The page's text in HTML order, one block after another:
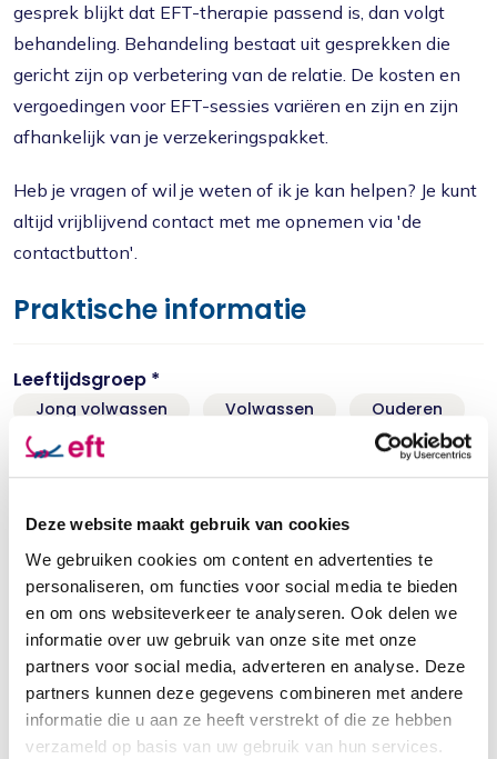
Deze website maakt gebruik van cookies
We gebruiken cookies om content en advertenties te
personaliseren, om functies voor social media te bieden
en om ons websiteverkeer te analyseren. Ook delen we
informatie over uw gebruik van onze site met onze
partners voor social media, adverteren en analyse. Deze
partners kunnen deze gegevens combineren met andere
informatie die u aan ze heeft verstrekt of die ze hebben
verzameld op basis van uw gebruik van hun services.
gesprek blijkt dat EFT-therapie passend is, dan volgt
behandeling. Behandeling bestaat uit gesprekken die
gericht zijn op verbetering van de relatie. De kosten en
vergoedingen voor EFT-sessies variëren en zijn en zijn
afhankelijk van je verzekeringspakket.
Heb je vragen of wil je weten of ik je kan helpen? Je kunt
altijd vrijblijvend contact met me opnemen via 'de
contactbutton'.
Praktische informatie
Leeftijdsgroep *
Jong volwassen Volwassen Ouderen
Relatietherapie Registertherapeut: ja
Status
Aanvullend getrainde EFT Registertherapeut
Ervaring *
Meer dan 10 jaar